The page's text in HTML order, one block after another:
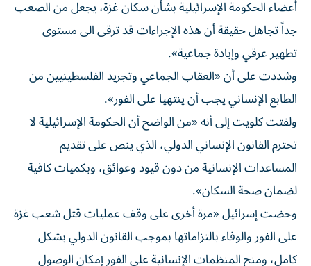
أعضاء الحكومة الإسرائيلية بشأن سكان غزة، يجعل من الصعب
جداً تجاهل حقيقة أن هذه الإجراءات قد ترقى الى مستوى
تطهير عرقي وإبادة جماعية».
وشددت على أن «العقاب الجماعي وتجريد الفلسطينيين من
الطابع الإنساني يجب أن ينتهيا على الفور».
ولفتت كلويت إلى أنه «من الواضح أن الحكومة الإسرائيلية لا
تحترم القانون الإنساني الدولي، الذي ينص على تقديم
المساعدات الإنسانية من دون قيود وعوائق، وبكميات كافية
لضمان صحة السكان».
وحضت إسرائيل «مرة أخرى على وقف عمليات قتل شعب غزة
على الفور والوفاء بالتزاماتها بموجب القانون الدولي بشكل
كامل، ومنح المنظمات الإنسانية على الفور إمكان الوصول